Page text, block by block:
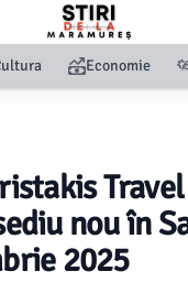
Economie
nou în
2025